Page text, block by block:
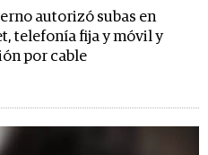
autorizó subas en
telefonía fija y móvil y
por cable